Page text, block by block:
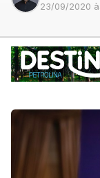
23/09/2020